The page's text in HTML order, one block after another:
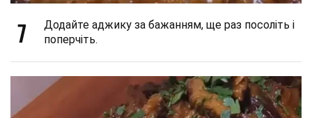
7
Додайте аджику за бажанням, ще раз посоліть і
поперчіть.